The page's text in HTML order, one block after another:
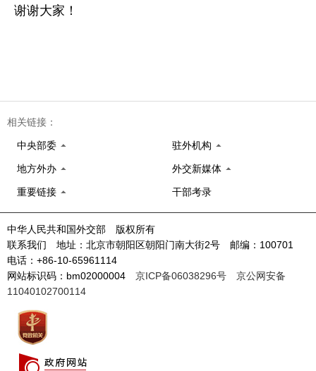
谢谢大家！
相关链接：
中央部委 驻外机构
地方外办 外交新媒体
重要链接 干部考录
中华人民共和国外交部 版权所有
联系我们 地址：北京市朝阳区朝阳门南大街2号 邮编：100701
电话：+86-10-65961114
网站标识码：bm02000004 京ICP备06038296号
京公网安备
11040102700114